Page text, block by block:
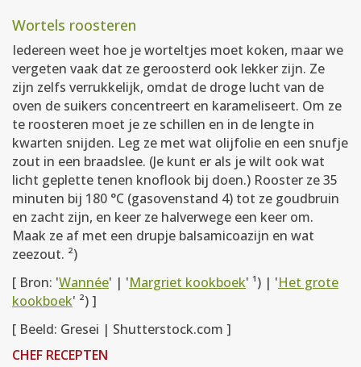
Wortels roosteren
Iedereen weet hoe je worteltjes moet koken, maar we
vergeten vaak dat ze geroosterd ook lekker zijn. Ze
zijn zelfs verrukkelijk, omdat de droge lucht van de
oven de suikers concentreert en karameliseert. Om ze
te roosteren moet je ze schillen en in de lengte in
kwarten snijden. Leg ze met wat olijfolie en een snufje
zout in een braadslee. (Je kunt er als je wilt ook wat
licht geplette tenen knoflook bij doen.) Rooster ze 35
minuten bij 180 °C (gasovenstand 4) tot ze goudbruin
en zacht zijn, en keer ze halverwege een keer om.
Maak ze af met een drupje balsamicoazijn en wat
zeezout. ²)
[ Bron: 'Wannée' | 'Margriet kookboek' ¹) | 'Het grote
kookboek' ²) ]
[ Beeld: Gresei | Shutterstock.com ]
CHEF RECEPTEN